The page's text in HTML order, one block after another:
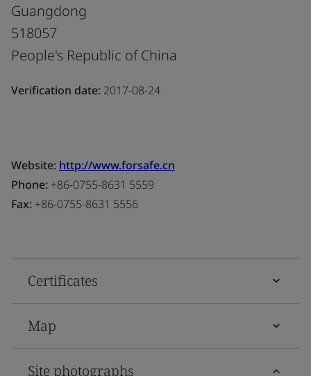
Guangdong
518057
People's Republic of China
Verification date: 2017-08-24
Website: http://www.forsafe.cn
Phone: +86-0755-8631 5559
Fax: +86-0755-8631 5556
Certificates
Map
Site photographs